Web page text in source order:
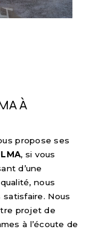
propose ses
, si vous
d’une
nous
Nous
projet de
à l’écoute de